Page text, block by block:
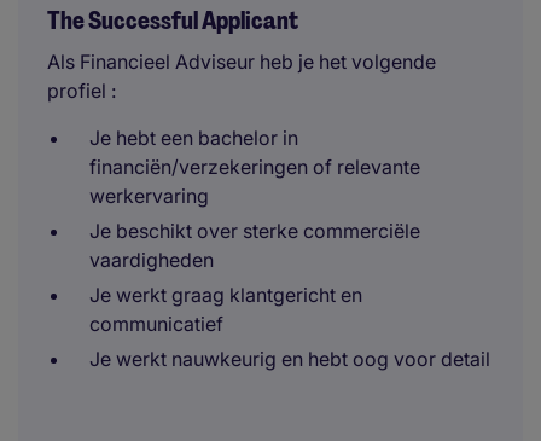
The Successful Applicant
Als Financieel Adviseur heb je het volgende
profiel :
Je hebt een bachelor in
financiën/verzekeringen of relevante
werkervaring
Je beschikt over sterke commerciële
vaardigheden
Je werkt graag klantgericht en
communicatief
Je werkt nauwkeurig en hebt oog voor detail